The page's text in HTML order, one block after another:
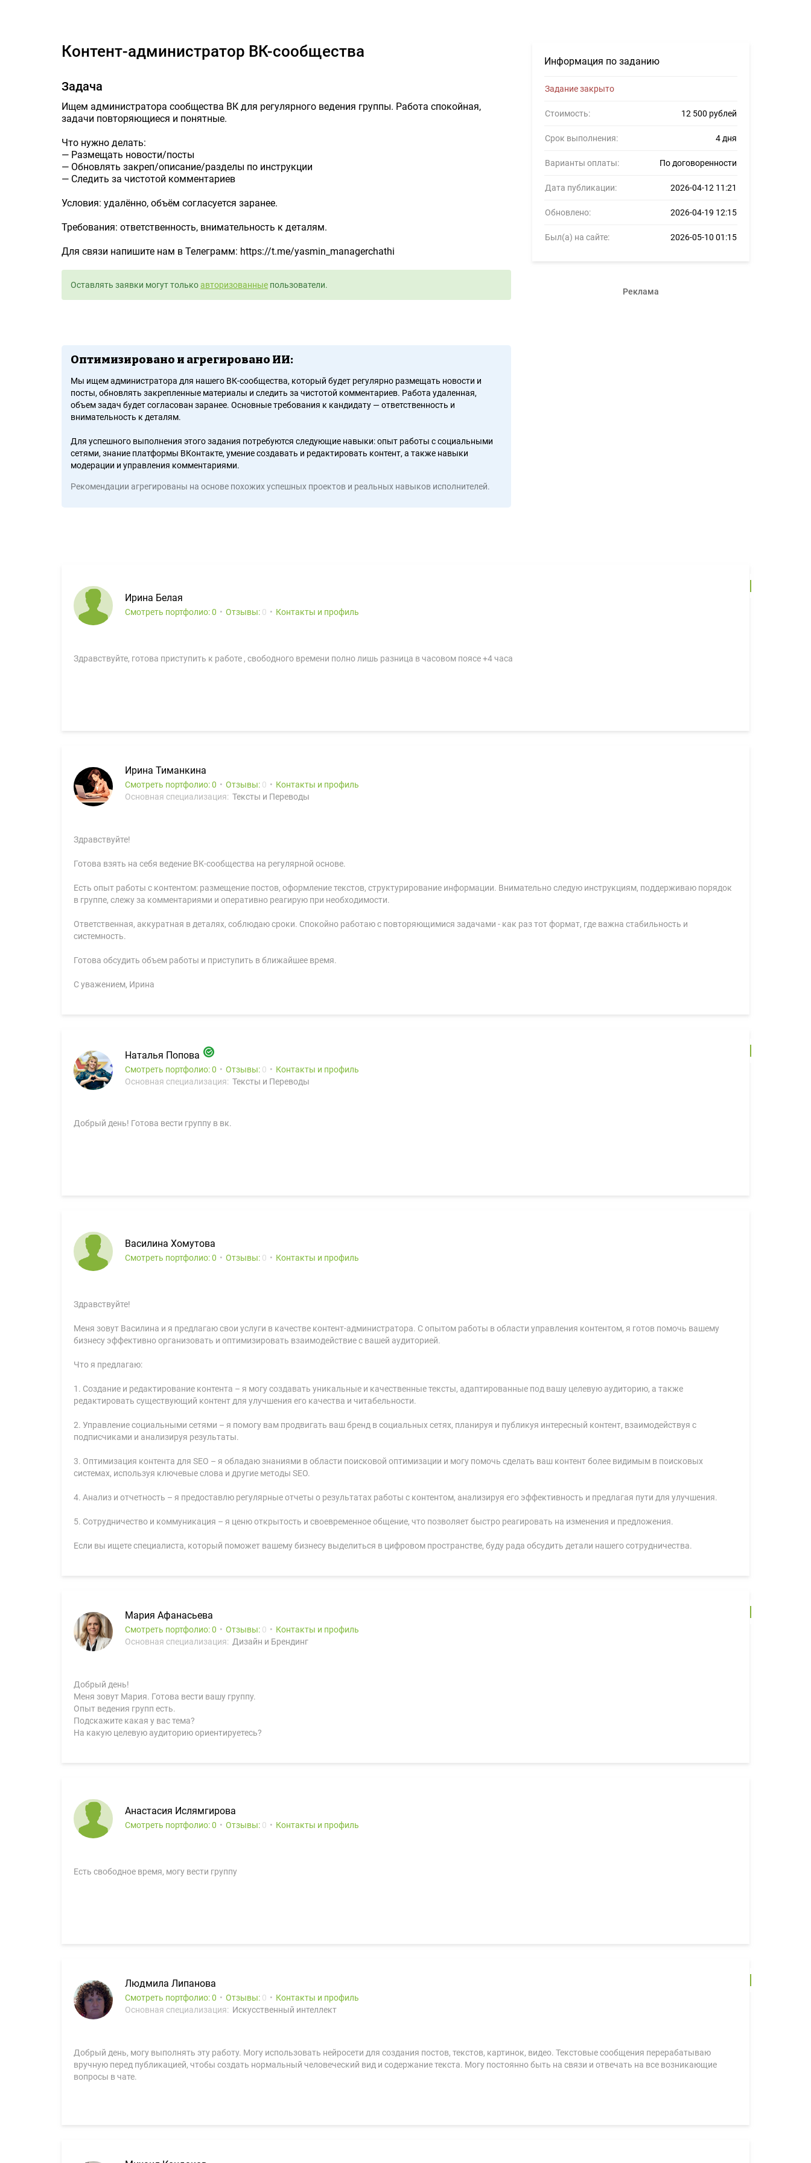
Информация по заданию
Задание закрыто
Стоимость: 12 500 рублей
Срок выполнения: 4 дня
Варианты оплаты: По договоренности
Дата публикации: 2026-04-12 11:21
Обновлено: 2026-04-19 12:15
Был(а) на сайте: 2026-05-10 01:15
Реклама
Контент-администратор ВК-сообщества
Задача
Ищем администратора сообщества ВК для регулярного ведения группы. Работа спокойная,
задачи повторяющиеся и понятные.
Что нужно делать:
— Размещать новости/посты
— Обновлять закреп/описание/разделы по инструкции
— Следить за чистотой комментариев
Условия: удалённо, объём согласуется заранее.
Требования: ответственность, внимательность к деталям.
Для связи напишите нам в Телеграмм: https://t.me/yasmin_managerchathi
Оставлять заявки могут толькоавторизованные пользователи.
Оптимизировано и агрегировано ИИ:
Мы ищем администратора для нашего ВК-сообщества, который будет регулярно размещать новости и
посты, обновлять закрепленные материалы и следить за чистотой комментариев. Работа удаленная,
объем задач будет согласован заранее. Основные требования к кандидату — ответственность и
внимательность к деталям.
Для успешного выполнения этого задания потребуются следующие навыки: опыт работы с социальными
сетями, знание платформы ВКонтакте, умение создавать и редактировать контент, а также навыки
модерации и управления комментариями.
Рекомендации агрегированы на основе похожих успешных проектов и реальных навыков исполнителей.
Ирина Белая
Смотреть портфолио: 0 Отзывы: 0 Контакты и профиль
Здравствуйте, готова приступить к работе , свободного времени полно лишь разница в часовом поясе +4 часа
Ирина Тиманкина
Смотреть портфолио: 0 Отзывы: 0
Контакты и профиль
Основная специализация: Тексты и Переводы
Здравствуйте!
Готова взять на себя ведение ВК-сообщества на регулярной основе.
Есть опыт работы с контентом: размещение постов, оформление текстов, структурирование информации. Внимательно следую инструкциям, поддерживаю порядок
в группе, слежу за комментариями и оперативно реагирую при необходимости.
Ответственная, аккуратная в деталях, соблюдаю сроки. Спокойно работаю с повторяющимися задачами - как раз тот формат, где важна стабильность и
системность.
Готова обсудить объем работы и приступить в ближайшее время.
С уважением, Ирина
Наталья Попова
Смотреть портфолио: 0 Отзывы: 0
Контакты и профиль
Основная специализация: Тексты и Переводы
Добрый день! Готова вести группу в вк.
Василина Хомутова
Смотреть портфолио: 0 Отзывы: 0 Контакты и профиль
Здравствуйте!
Меня зовут Василина и я предлагаю свои услуги в качестве контент-администратора. С опытом работы в области управления контентом, я готов помочь вашему
бизнесу эффективно организовать и оптимизировать взаимодействие с вашей аудиторией.
Что я предлагаю:
1. Создание и редактирование контента – я могу создавать уникальные и качественные тексты, адаптированные под вашу целевую аудиторию, а также
редактировать существующий контент для улучшения его качества и читабельности.
2. Управление социальными сетями – я помогу вам продвигать ваш бренд в социальных сетях, планируя и публикуя интересный контент, взаимодействуя с
подписчиками и анализируя результаты.
3. Оптимизация контента для SEO – я обладаю знаниями в области поисковой оптимизации и могу помочь сделать ваш контент более видимым в поисковых
системах, используя ключевые слова и другие методы SEO.
4. Анализ и отчетность – я предоставлю регулярные отчеты о результатах работы с контентом, анализируя его эффективность и предлагая пути для улучшения.
5. Сотрудничество и коммуникация – я ценю открытость и своевременное общение, что позволяет быстро реагировать на изменения и предложения.
Если вы ищете специалиста, который поможет вашему бизнесу выделиться в цифровом пространстве, буду рада обсудить детали нашего сотрудничества.
Мария Афанасьева
Смотреть портфолио: 0 Отзывы: 0
Контакты и профиль
Основная специализация: Дизайн и Брендинг
Добрый день!
Меня зовут Мария. Готова вести вашу группу.
Опыт ведения групп есть.
Подскажите какая у вас тема?
На какую целевую аудиторию ориентируетесь?
Анастасия Ислямгирова
Смотреть портфолио: 0 Отзывы: 0 Контакты и профиль
Есть свободное время, могу вести группу
Людмила Липанова
Смотреть портфолио: 0 Отзывы: 0
Контакты и профиль
Основная специализация: Искусственный интеллект
Добрый день, могу выполнять эту работу. Могу использовать нейросети для создания постов, текстов, картинок, видео. Текстовые сообщения перерабатываю
вручную перед публикацией, чтобы создать нормальный человеческий вид и содержание текста. Могу постоянно быть на связи и отвечать на все возникающие
вопросы в чате.